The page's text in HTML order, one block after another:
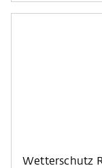
Wetterschutz